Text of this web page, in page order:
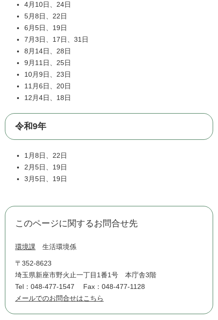
4月10日、24日
5月8日、22日
6月5日、19日
7月3日、17日、31日
8月14日、28日
9月11日、25日
10月9日、23日
11月6日、20日
12月4日、18日
令和9年
1月8日、22日
2月5日、19日
3月5日、19日
このページに関するお問合せ先
環境課 生活環境係
〒352-8623
埼玉県新座市野火止一丁目1番1号 本庁舎3階
Tel：048-477-1547
Fax：048-477-1128
メールでのお問合せはこちら